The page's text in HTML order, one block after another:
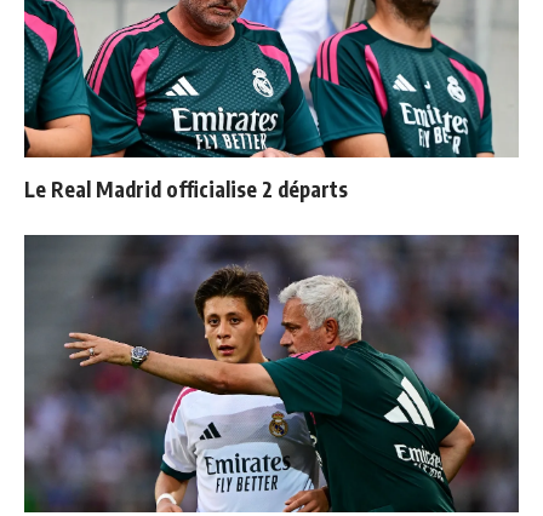
Le Real Madrid officialise 2 départs